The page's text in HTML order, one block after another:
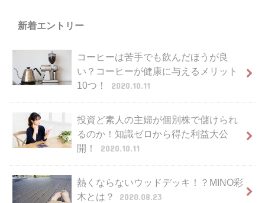
新着エントリー
コーヒーは苦手でも飲んだほうが良
い？コーヒーが健康に与えるメリット
10つ！
2020.10.11
投資ど素人の主婦が個別株で儲けられ
るのか！知識ゼロから得た利益大公
開！
2020.10.11
熱くならないウッドデッキ！？MINO彩
木とは？
2020.08.23